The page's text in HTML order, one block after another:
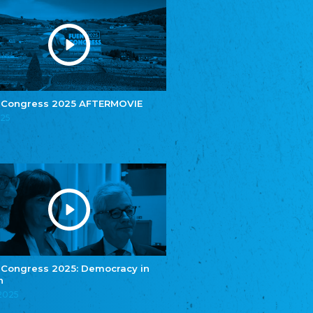
Congress 2025 AFTERMOVIE
Congress 2025: Democracy in
Youth of European Nationalities (YEN)
Youth of European Nationalities (YEN)
Zentralrat der Jenischen in Deutschland
e.V.
Central Council of Yenish in Germany
Zentralrat Deutscher Sinti und Roma
Central Council of German Sinti and Roma
Związek Polaków w Niemczech
Union of Poles in Germany
Bund Deutscher Nordschleswiger (BDN)
Federation of Germans in Northern Schleswig
Grænseforeningen
Danish Border Association
Eestimaa Rahvuste Ühendus
Estonian Union of National Minorities
Eestimaa Valgevenelaste Assotsiatsioon
Estonian Belorusian Association
Estonian German Society